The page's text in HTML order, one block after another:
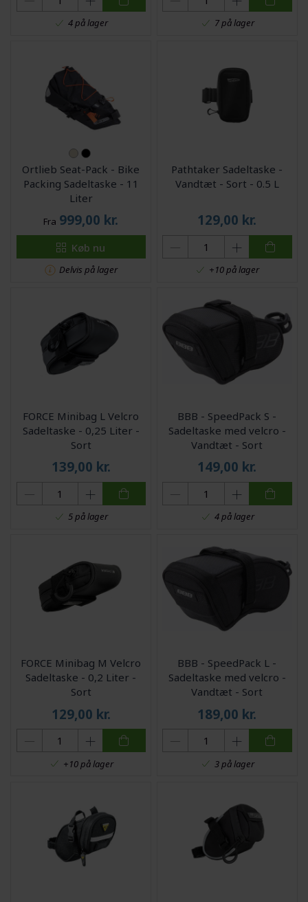
4 på lager 7 på lager
Ortlieb Seat-Pack - Bike
Packing Sadeltaske - 11
Liter
Fra 999,00 kr.
Køb nu
Delvis på lager
Pathtaker Sadeltaske -
Vandtæt - Sort - 0.5 L
129,00 kr.
+10 på lager
FORCE Minibag L Velcro
Sadeltaske - 0,25 Liter -
Sort
139,00 kr.
5 på lager
BBB - SpeedPack S -
Sadeltaske med velcro -
Vandtæt - Sort
149,00 kr.
4 på lager
FORCE Minibag M Velcro
Sadeltaske - 0,2 Liter -
Sort
129,00 kr.
+10 på lager
BBB - SpeedPack L -
Sadeltaske med velcro -
Vandtæt - Sort
189,00 kr.
3 på lager